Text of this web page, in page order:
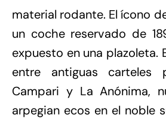
material rodante. El ícono
un coche reservado de
expuesto en una plazoleta.
entre antiguas carteles
Campari y La Anónima,
arpegian ecos en el noble